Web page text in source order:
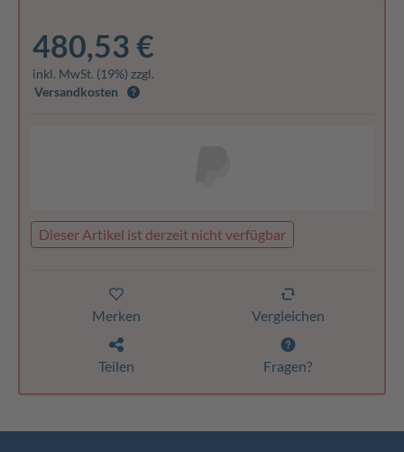
480,53 €
inkl. MwSt. (19%) zzgl.
Versandkosten
Dieser Artikel ist derzeit nicht verfügbar
Merken Vergleichen
Teilen Fragen?